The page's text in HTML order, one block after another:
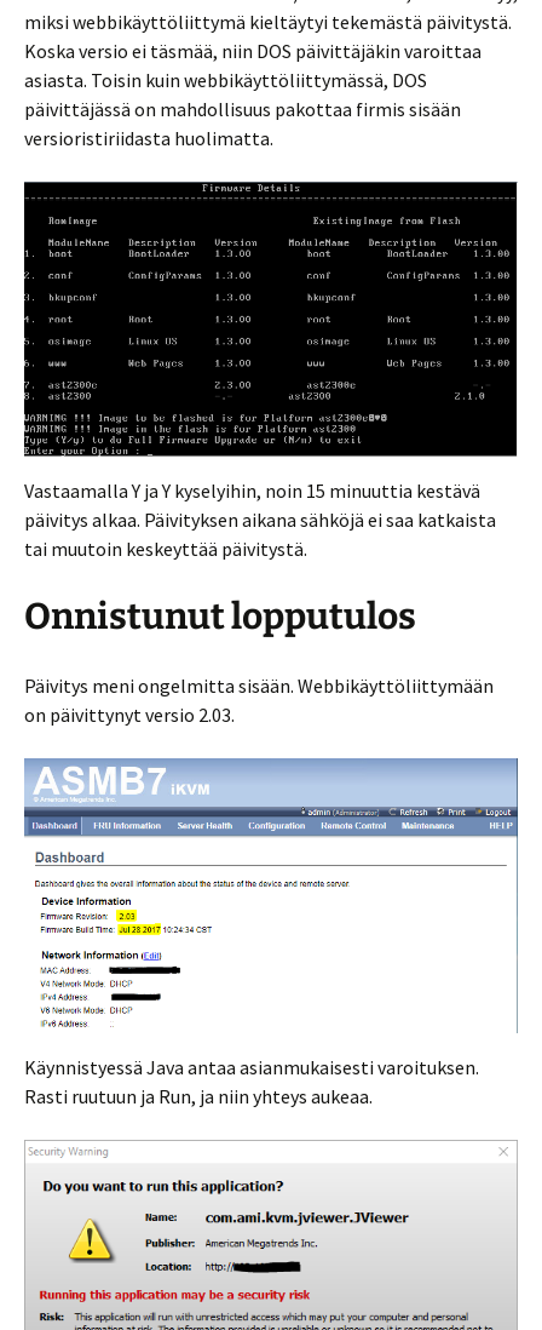
miksi webbikäyttöliittymä kieltäytyi tekemästä päivitystä.
Koska versio ei täsmää, niin DOS päivittäjäkin varoittaa
asiasta. Toisin kuin webbikäyttöliittymässä, DOS
päivittäjässä on mahdollisuus pakottaa firmis sisään
versioristiriidasta huolimatta.
Vastaamalla Y ja Y kyselyihin, noin 15 minuuttia kestävä
päivitys alkaa. Päivityksen aikana sähköjä ei saa katkaista
tai muutoin keskeyttää päivitystä.
Onnistunut lopputulos
Päivitys meni ongelmitta sisään. Webbikäyttöliittymään
on päivittynyt versio 2.03.
Käynnistyessä Java antaa asianmukaisesti varoituksen.
Rasti ruutuun ja Run, ja niin yhteys aukeaa.